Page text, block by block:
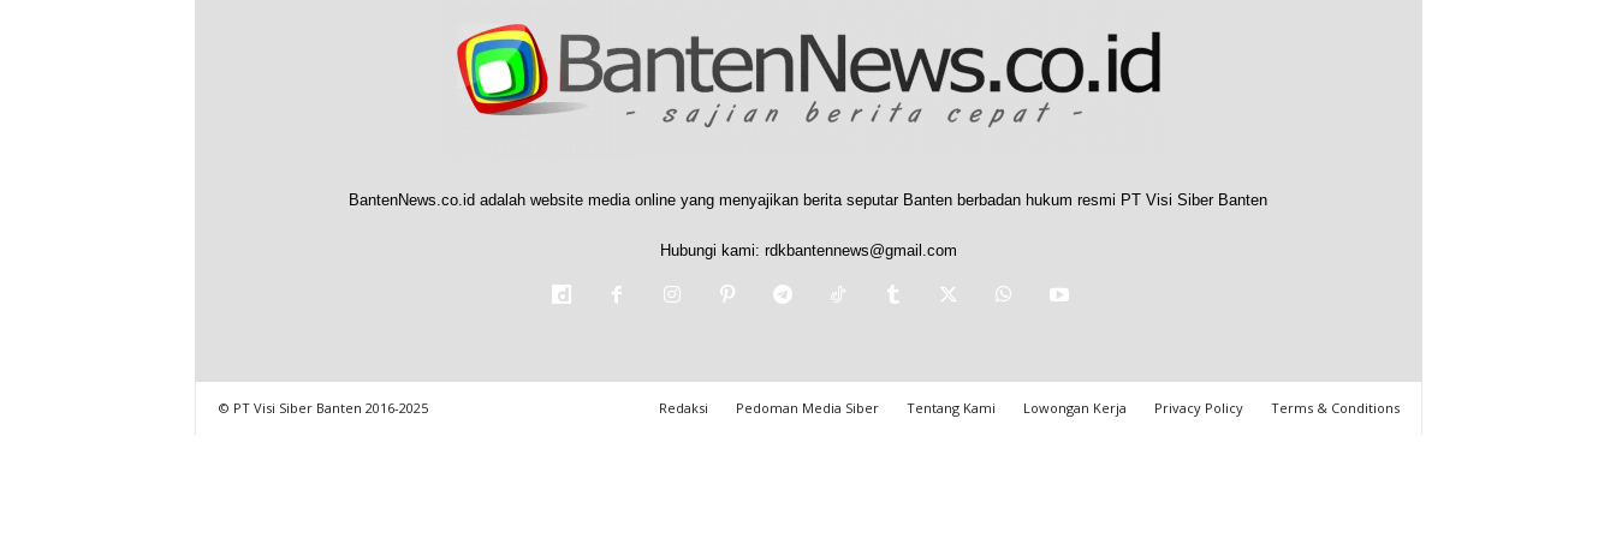
BantenNews.co.id adalah website media online yang menyajikan berita seputar Banten berbadan hukum resmi PT Visi Siber Banten
Hubungi kami: rdkbantennews@gmail.com
Redaksi Pedoman Media Siber Tentang Kami Lowongan Kerja Privacy Policy Terms & Conditions
© PT Visi Siber Banten 2016-2025